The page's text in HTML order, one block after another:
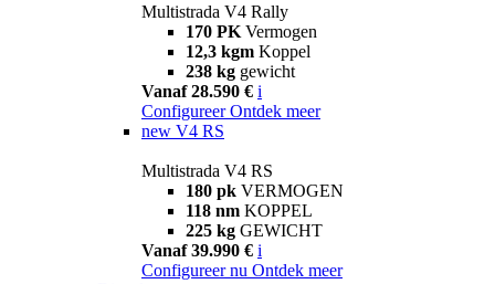
Multistrada V4 Rally
170 PK Vermogen
12,3 kgm Koppel
238 kg gewicht
Vanaf 28.590 € i
Configureer Ontdek meer
new V4 RS
Multistrada V4 RS
180 pk VERMOGEN
118 nm KOPPEL
225 kg GEWICHT
Vanaf 39.990 € i
Configureer nu Ontdek meer